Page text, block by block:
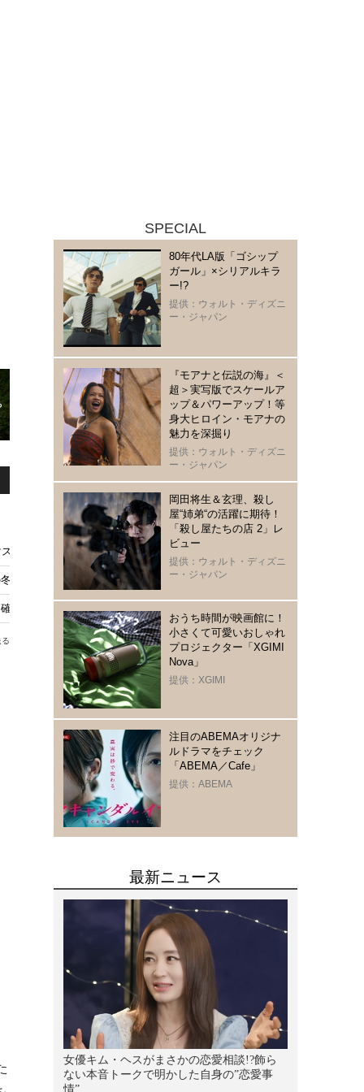
トチェック作品は？
、きみと別れ』BD＆DVD発売
信へ
SPECIAL
80年代LA版「ゴシップ
ガール」×シリアルキラ
ー!?
提供：ウォルト・ディズニ
ー・ジャパン
『モアナと伝説の海』＜
超＞実写版でスケールア
ップ＆パワーアップ！等
身大ヒロイン・モアナの
魅力を深掘り
提供：ウォルト・ディズニ
ー・ジャパン
岡田将生＆玄理、殺し
屋“姉弟“の活躍に期待！
「殺し屋たちの店 2」レ
ビュー
提供：ウォルト・ディズニ
ー・ジャパン
おうち時間が映画館に！
小さくて可愛いおしゃれ
プロジェクター「XGIMI
Nova」
提供：XGIMI
注目のABEMAオリジナ
ルドラマをチェック
「ABEMA／Cafe」
提供：ABEMA